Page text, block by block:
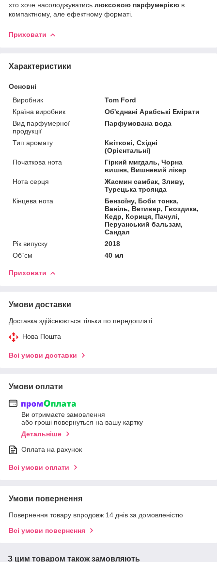
хто хоче насолоджуватись люксовою парфумерією в
компактному, але ефектному форматі.
Приховати
Характеристики
Основні
Виробник
Tom Ford
Країна виробник
Об'єднані Арабські Емірати
Вид парфумерної
продукції
Парфумована вода
Тип аромату
Квіткові, Східні
(Орієнтальні)
Початкова нота
Гіркий мигдаль, Чорна
вишня, Вишневий лікер
Нота серця
Жасмин самбак, Зливу,
Турецька троянда
Кінцева нота
Бензоїну, Боби тонка,
Ваніль, Ветивер, Гвоздика,
Кедр, Кориця, Пачулі,
Перуанський бальзам,
Сандал
Рік випуску
2018
Об`єм
40 мл
Приховати
Умови доставки
Доставка здійснюється тільки по передоплаті.
Нова Пошта
Всі умови доставки
Умови оплати
Ви отримаєте замовлення
або гроші повернуться на вашу картку
Детальніше
Оплата на рахунок
Всі умови оплати
Умови повернення
Повернення товару впродовж 14 днів за домовленістю
Всі умови повернення
З цим товаром також замовляють